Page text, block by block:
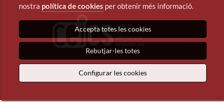
nostra política de cookies per obtenir més informació.
Accepta totes les cookies
Rebutjar-les totes
Configurar les cookies